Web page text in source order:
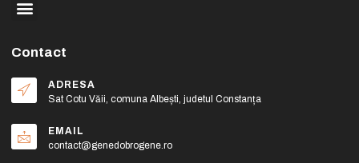
Contact
ADRESA
Sat Cotu Văii, comuna Albești, judetul Constanța
EMAIL
contact@genedobrogene.ro